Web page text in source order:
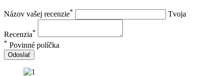
Názov vašej recenzie* Tvoja
Recenzia*
* Povinné políčka
Odoslať